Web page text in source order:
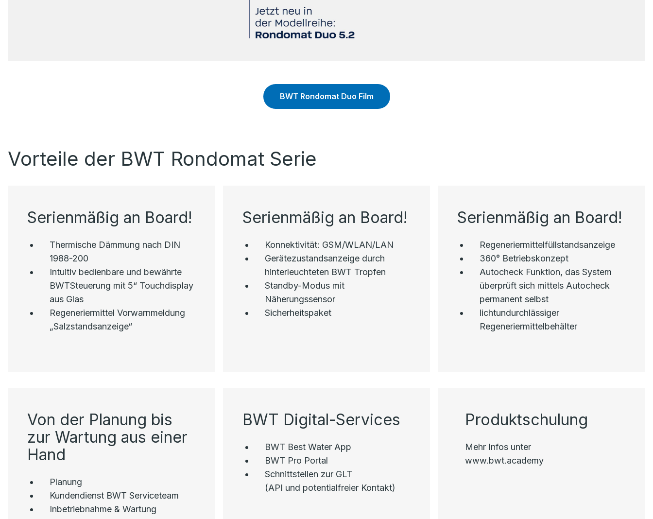
BWT Rondomat Duo Film
Vorteile der BWT Rondomat Serie
Serienmäßig an Board!
Thermische Dämmung nach DIN
1988-200
Intuitiv bedienbare und bewährte
BWTSteuerung mit 5“ Touchdisplay
aus Glas
Regeneriermittel Vorwarnmeldung
„Salzstandsanzeige“
Serienmäßig an Board!
Konnektivität: GSM/WLAN/LAN
Gerätezustandsanzeige durch
hinterleuchteten BWT Tropfen
Standby-Modus mit
Näherungssensor
Sicherheitspaket
Serienmäßig an Board!
Regeneriermittelfüllstandsanzeige
360° Betriebskonzept
Autocheck Funktion, das System
überprüft sich mittels Autocheck
permanent selbst
lichtundurchlässiger
Regeneriermittelbehälter
Von der Planung bis
zur Wartung aus einer
Hand
Planung
Kundendienst BWT Serviceteam
Inbetriebnahme & Wartung
BWT Digital-Services
BWT Best Water App
BWT Pro Portal
Schnittstellen zur GLT
(API und potentialfreier Kontakt)
Produktschulung
Mehr Infos unter
www.bwt.academy